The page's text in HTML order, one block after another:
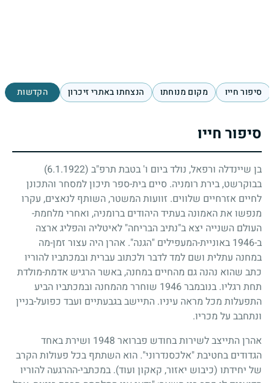
סיפור חייו מקום מנוחתו הנצחתו באתרי זיכרון הקדשות
סיפור חייו
בן שיינדלה ורפאל, נולד ביום ו' בטבת תרפ"ב (6.1.1922)
בבוקרשט, בירת רומניה. סיים בית-ספר תיכון למסחר והתכונן
לחיים אזרחיים שלווים. זוועות המשטר, השותף לנאצים, עקרו
מנפשו את האמונה בעתיד היהודים ברומניה, ואחרי מלחמת-
העולם השנייה יצא ב"נתיב הבריחה" לאיטליה והפליג ארצה
ב-1946 באוניית-המעפילים "הגנה". אהרן היה עצור זמן-מה
במחנה עתלית ושם למד לדבר ולכתוב עברית ובמכתביו להוריו
כתב שהוא נהנה גם מהחיים במחנה, באשר הרגיש אדמת-מולדת
תחת רגליו. בנובמבר1946 שוחרר מהמחנה ובמכתביו הביע
התפעלות מכל מראה עיניו. התיישב בגבעתיים ועבד כפועל-בניין
ונתחבב על מכריו.
אהרן התייצב לשירות בחודש פברואר 1948 ושירת באחד
הגדודים בחטיבת "אלכסנדרוני". הוא השתתף בכל פעולות הקרב
של יחידתו (כיבוש יאזור, קאקון ועוד). במכתבי-ההרגעה להוריו